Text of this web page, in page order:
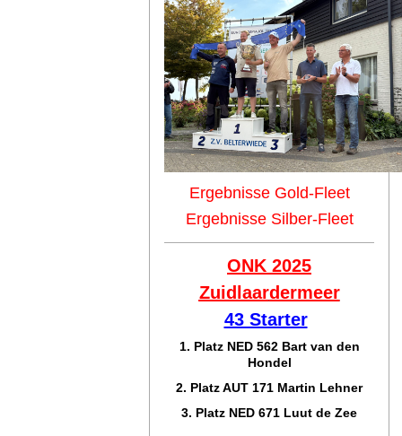
Ergebnisse Gold-Fleet
Ergebnisse Silber-Fleet
ONK 2025
Zuidlaardermeer
43 Starter
1. Platz NED 562 Bart van den
Hondel
2. Platz AUT 171 Martin Lehner
3. Platz NED 671 Luut de Zee